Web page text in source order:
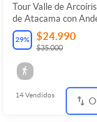
Tour Valle de
de Atacama con
29% $24.990
$35.000
14Vendidos